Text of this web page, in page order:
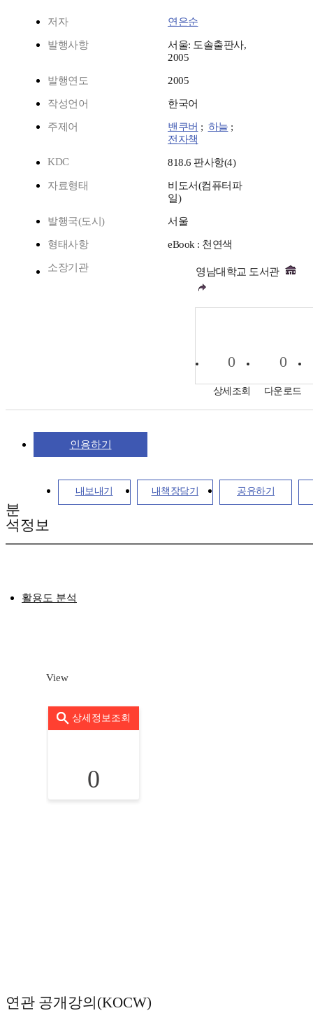
저자 연은순
발행사항
서울: 도솔출판사,
2005
발행연도 2005
작성언어 한국어
주제어 밴쿠버 ; 하늘 ;
전자책
KDC
818.6 판사항(4)
자료형태
비도서(컴퓨터파
일)
발행국(도시) 서울
형태사항 eBook : 천연색
소장기관 영남대학교 도서관
0
상세조회
0
다운로드
인용하기
내보내기 내책장담기 공유하기
분
석정보
활용도 분석
View
상세정보조회
0
연관 공개강의(KOCW)